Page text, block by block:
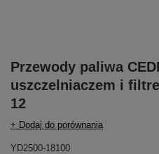
Przewody paliwa
uszczelniaczem i
12
+ Dodaj do porównania
YD2500-18100